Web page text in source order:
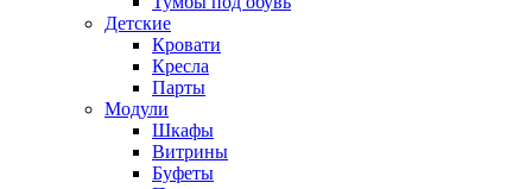
Детские
Кровати
Кресла
Парты
Модули
Шкафы
Витрины
Буфеты